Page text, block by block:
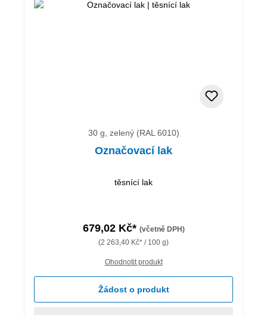
30 g, zelený (RAL 6010)
Označovací lak
těsnící lak
679,02 Kč* (včetně DPH)
(2 263,40 Kč* / 100 g)
Ohodnotit produkt
Žádost o produkt